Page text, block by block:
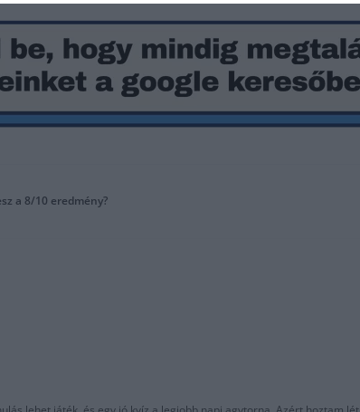
a 8/10 eredmény?